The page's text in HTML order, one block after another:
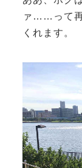
ァ……って再
くれます。